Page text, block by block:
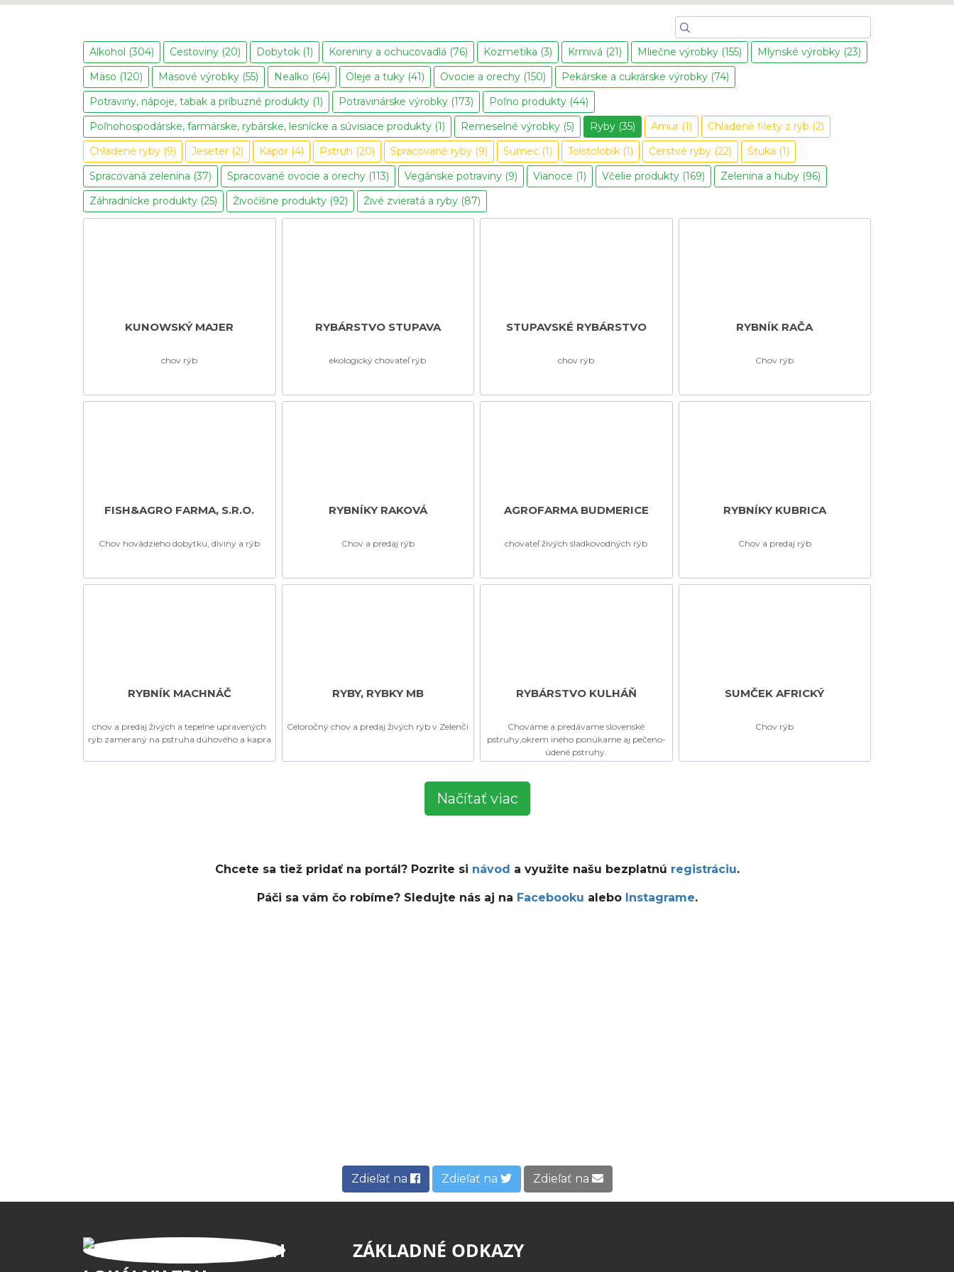
Alkohol (304) Cestoviny (20) Dobytok (1) Koreniny a ochucovadlá (76) Kozmetika (3) Krmivá (21) Mliečne výrobky (155)
Mlynské výrobky (23)
Mäso (120)
Mäsové výrobky (55) Nealko (64) Oleje a tuky (41) Ovocie a orechy (150)
Pekárske a cukrárske výrobky (74)
Potraviny, nápoje, tabak a príbuzné produkty (1)
Potravinárske výrobky (173)
Poľno produkty (44)
Poľnohospodárske, farmárske, rybárske, lesnícke a súvisiace produkty (1)
Remeselné výrobky (5) Ryby (35) Amur (1)
Chladené filety z rýb (2)
Chladené ryby (9)
Jeseter (2) Kapor (4) Pstruh (20) Spracované ryby (9) Sumec (1) Tolstolobik (1) Čerstvé ryby (22)
Šťuka (1)
Spracovaná zelenina (37)
Spracované ovocie a orechy (113) Vegánske potraviny (9) Vianoce (1) Včelie produkty (169)
Zelenina a huby (96)
Záhradnícke produkty (25)
Živočíšne produkty (92) Živé zvieratá a ryby (87)
KUNOWSKÝ MAJER
chov rýb
RYBÁRSTVO STUPAVA
ekologický chovateľ rýb
STUPAVSKÉ RYBÁRSTVO
chov rýb
RYBNÍK RAČA
Chov rýb
FISH&AGRO FARMA, S.R.O.
Chov hovädzieho dobytku, diviny a rýb
RYBNÍKY RAKOVÁ
Chov a predaj rýb
AGROFARMA BUDMERICE
chovateľ živých sladkovodných rýb
RYBNÍKY KUBRICA
Chov a predaj rýb
RYBNÍK MACHNÁČ
chov a predaj živých a tepelne upravených
rýb zameraný na pstruha dúhového a kapra
RYBY, RYBKY MB
Celoročný chov a predaj živých rýb v Zelenči
RYBÁRSTVO KULHÁŇ
Chováme a predávame slovenské
pstruhy,okrem iného ponúkame aj pečeno-
údené pstruhy.
SUMČEK AFRICKÝ
Chov rýb
Načítať viac
Chcete sa tiež pridať na portál? Pozrite si návod a využite našu bezplatnú registráciu.
Páči sa vám čo robíme? Sledujte nás aj na Facebooku alebo Instagrame.
Zdieľať na Zdieľať na Zdieľať na
ZÁKLADNÉ ODKAZY